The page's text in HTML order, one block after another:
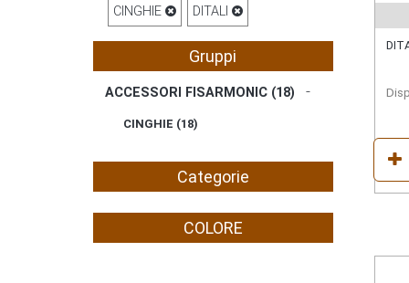
CINGHIE DITALI
Gruppi
ACCESSORI FISARMONIC (18)
CINGHIE (18)
Categorie
COLORE